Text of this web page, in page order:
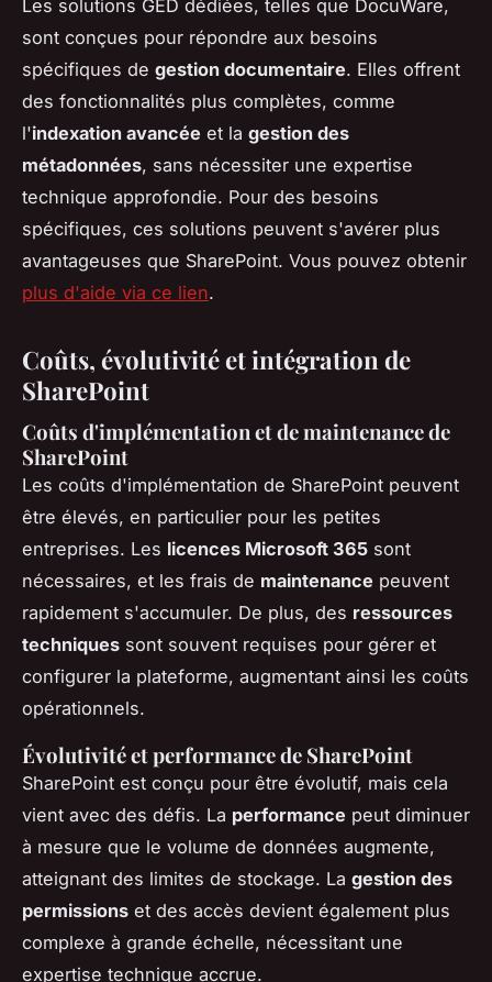
Les solutions GED dédiées, telles que DocuWare,
sont conçues pour répondre aux besoins
spécifiques de gestion documentaire. Elles offrent
des fonctionnalités plus complètes, comme
l'indexation avancée et la gestion des
métadonnées, sans nécessiter une expertise
technique approfondie. Pour des besoins
spécifiques, ces solutions peuvent s'avérer plus
avantageuses que SharePoint. Vous pouvez obtenir
plus d'aide via ce lien.
Coûts, évolutivité et intégration de
SharePoint
Coûts d'implémentation et de maintenance de
SharePoint
Les coûts d'implémentation de SharePoint peuvent
être élevés, en particulier pour les petites
entreprises. Les licences Microsoft 365 sont
nécessaires, et les frais de maintenance peuvent
rapidement s'accumuler. De plus, des ressources
techniques sont souvent requises pour gérer et
configurer la plateforme, augmentant ainsi les coûts
opérationnels.
Évolutivité et performance de SharePoint
SharePoint est conçu pour être évolutif, mais cela
vient avec des défis. La performance peut diminuer
à mesure que le volume de données augmente,
atteignant des limites de stockage. La gestion des
permissions et des accès devient également plus
complexe à grande échelle, nécessitant une
expertise technique accrue.